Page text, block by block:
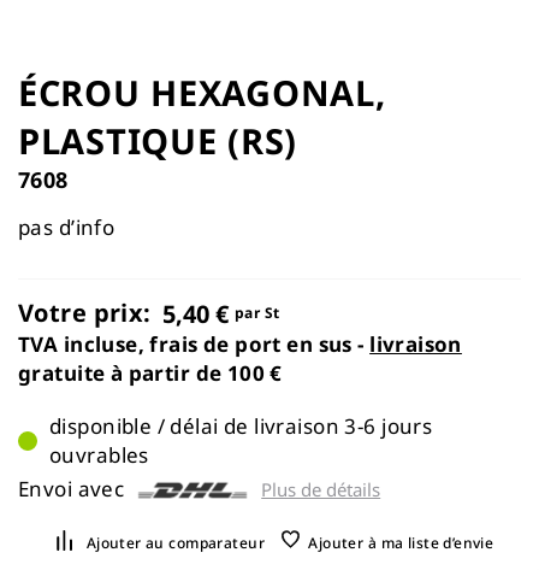
to
the
beginning
of
the
images
gallery
ÉCROU HEXAGONAL,
PLASTIQUE (RS)
7608
pas d’info
Votre prix: 5,40 € par St
TVA incluse, frais de port en sus - livraison
gratuite à partir de 100 €
disponible / délai de livraison 3-6 jours
ouvrables
Envoi avec
Plus de détails
Ajouter au comparateur Ajouter à ma liste d’envie